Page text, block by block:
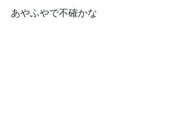
あやふやで不確かな